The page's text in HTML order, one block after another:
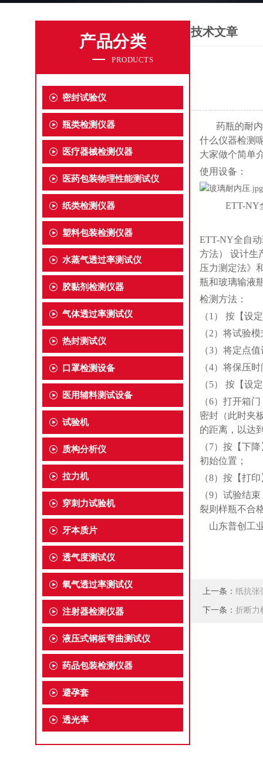
产品分类
PRODUCTS
密封试验仪
瓶类检测仪器
医疗器械检测仪器
医药包装物理性能测试仪
纸类检测仪器
塑料包装检测仪器
水蒸气透过率测试仪
胶黏剂检测仪器
气体透过率测试仪
热封测试仪
口罩检测设备
医用辅料测试设备
试验机
质构分析仪
拉力机
穿刺力试验机
牙本质片
透气度测试仪
氧气透过率测试仪
注射器检测仪器
液压式钢板弯曲测试仪
药品包装检测仪器
避孕套
透光率
技术文章
药瓶的耐内
什么仪器检测
大家做个简单
使用设备：
ETT-NY全
ETT-NY全自
方法） 设计生
压力测定法》
瓶和玻璃输液
检测方法：
（1） 按【设
（2）将试验
（3）将定点
（4）将保压
（5） 按【设
（6）打开箱
密封（此时夹
的距离，以达
（7）按【下
初始位置；
（8）按【打
（9）试验结
裂则样瓶不合
山东普创工
上一条： 纸抗张
下一条： 折断力